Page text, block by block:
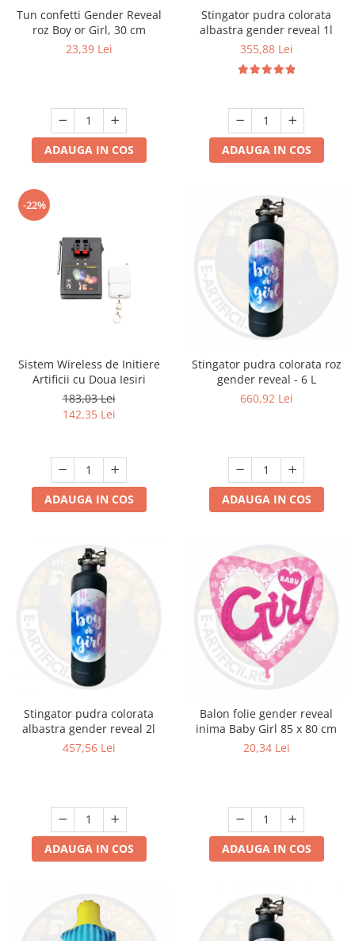
Tun confetti Gender Reveal
roz Boy or Girl, 30 cm
23,39 Lei
ADAUGA IN COS
Stingator pudra colorata
albastra gender reveal 1l
355,88 Lei
ADAUGA IN COS
-22%
Sistem Wireless de Initiere
Artificii cu Doua Iesiri
183,03 Lei
142,35 Lei
ADAUGA IN COS
Stingator pudra colorata roz
gender reveal - 6 L
660,92 Lei
ADAUGA IN COS
Stingator pudra colorata
albastra gender reveal 2l
457,56 Lei
ADAUGA IN COS
Balon folie gender reveal
inima Baby Girl 85 x 80 cm
20,34 Lei
ADAUGA IN COS